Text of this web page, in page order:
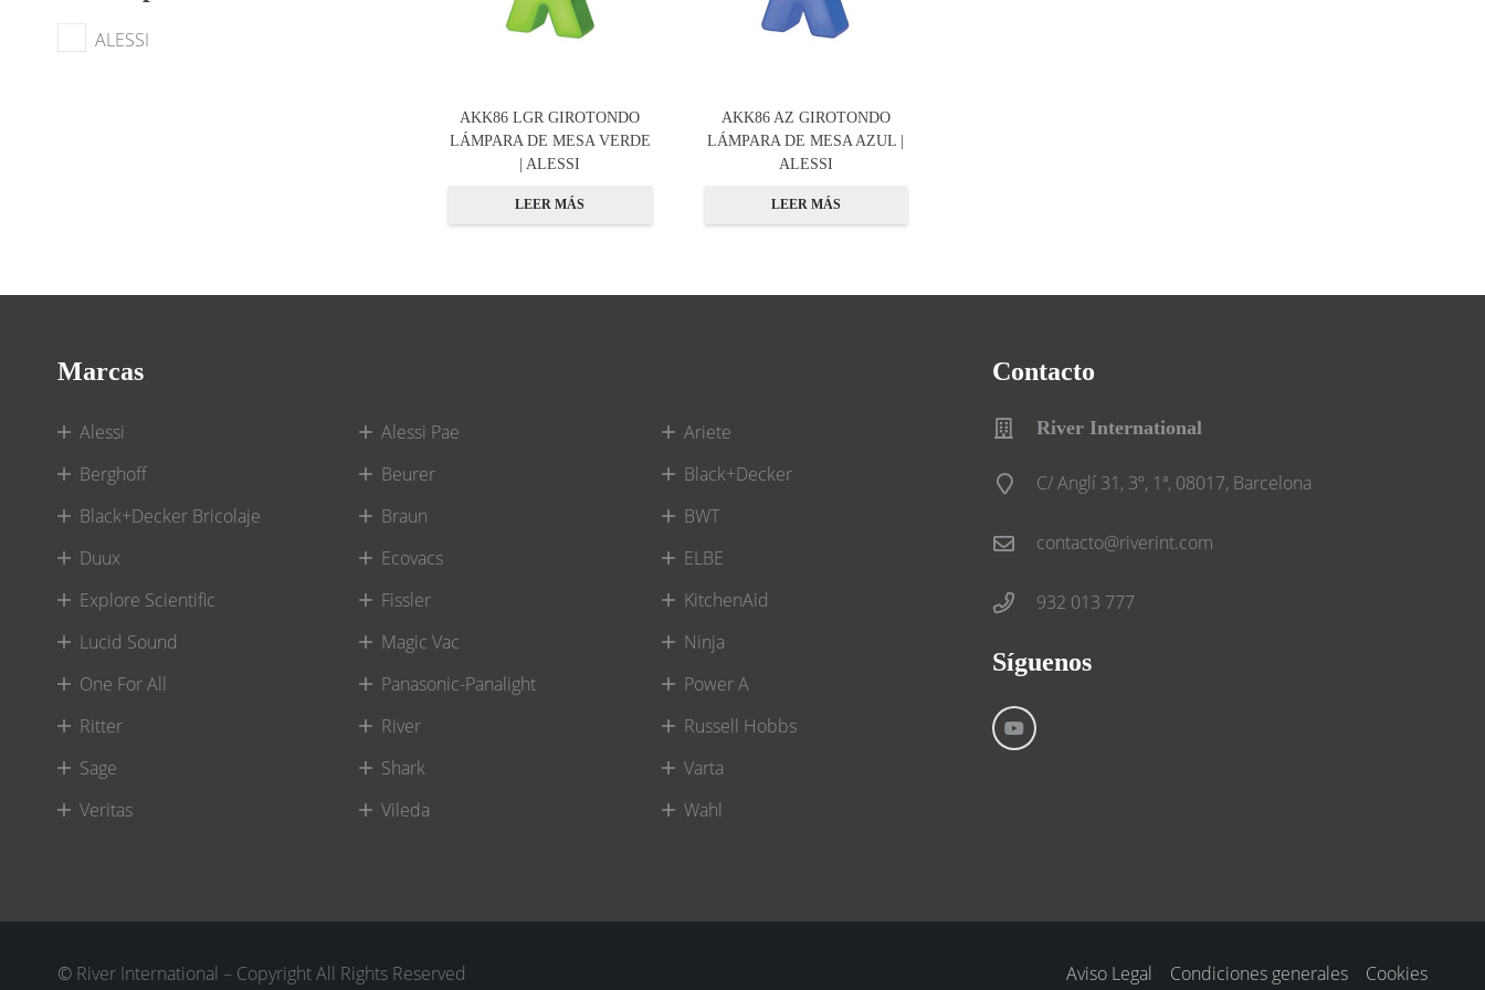
ALESSI
AKK86 LGR GIROTONDO
LÁMPARA DE MESA VERDE
| ALESSI
LEER MÁS
AKK86 AZ GIROTONDO
LÁMPARA DE MESA AZUL |
ALESSI
LEER MÁS
Marcas
Alessi Alessi Pae
Ariete
Berghoff
Beurer
Black+Decker
Black+Decker Bricolaje
Braun
BWT
Duux
Ecovacs
ELBE
Explore Scientific
Fissler
KitchenAid
Lucid Sound
Magic Vac
Ninja
One For All
Panasonic-Panalight
Power A
Ritter
River
Russell Hobbs
Sage
Shark
Varta
Veritas
Vileda Wahl
Contacto
River International
C/ Anglí 31, 3º, 1ª, 08017, Barcelona
contacto@riverint.com
932 013 777
Síguenos
© River International – Copyright All Rights Reserved Aviso Legal Condiciones generales Cookies